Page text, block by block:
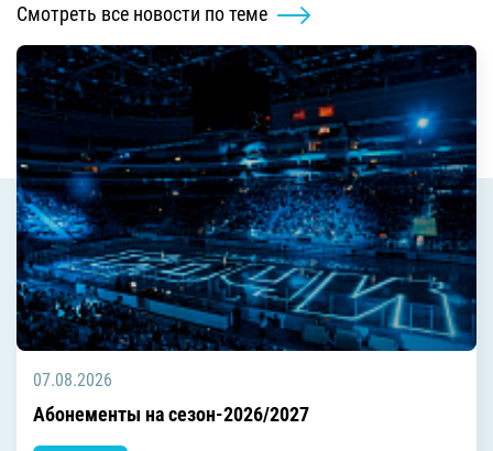
Смотреть все новости по теме
07.08.2026
Абонементы на сезон-2026/2027